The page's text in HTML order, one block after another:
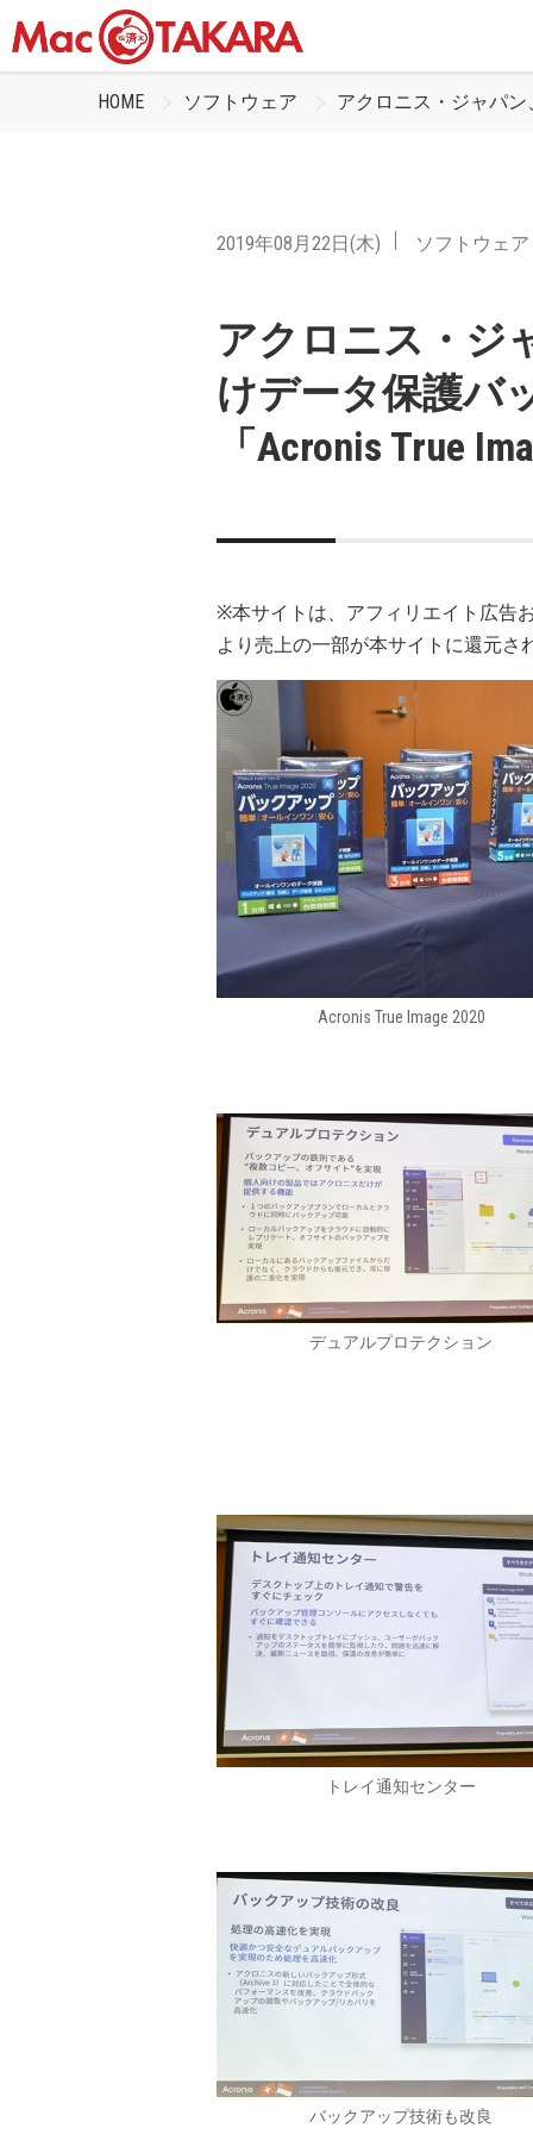
HOME ソフトウェア アクロニス・ジャパン
2019年08月22日(木) ソフトウェア
アクロニス・ジ
けデータ保護バ
「Acronis True
※本サイトは、アフィリエイト広告
より売上の一部が本サイトに還元さ
Acronis True Image 2020
デュアルプロテクション
トレイ通知センター
バックアップ技術も改良